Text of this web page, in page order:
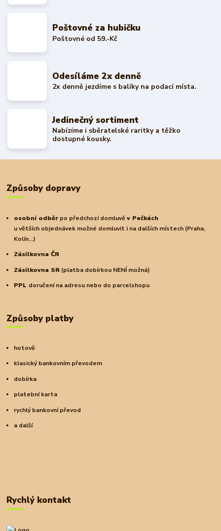
Poštovné za hubičku
Poštovné od 59.-Kč
Odesíláme 2x denně
2x denně jezdíme s balíky na podací místa.
Jedinečný sortiment
Nabízíme i sběratelské raritky a těžko
dostupné kousky.
Způsoby dopravy
osobní odběr po předchozí domluvěv Pečkách
u větších objednávek možné domluvit i na dalších místech (Praha,
Kolín...)
Zásilkovna ČR
Zásilkovna SR (platba dobírkou NENÍ možná)
PPL doručení na adresu nebo do parcelshopu
Způsoby platby
hotově
klasický bankovním převodem
dobírka
platební karta
rychlý bankovní převod
a další
Rychlý kontakt